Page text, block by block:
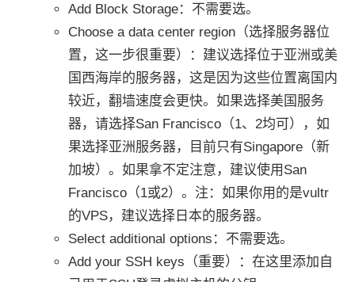
Add Block Storage：不需要选。
Choose a data center region（选择服务器位
置，这一步很重要）：建议选择位于亚洲或美
国西海岸的服务器，这是因为这些位置离国内
较近，翻墙速度会更快。如果选择美国服务
器，请选择San Francisco（1、2均可），如
果选择亚洲服务器，目前只有Singapore（新
加坡）。如果拿不定注意，建议使用San
Francisco（1或2）。注：如果你用的是vultr
的VPS，建议选择日本的服务器。
Select additional options：不需要选。
Add your SSH keys（重要）：在这里添加自